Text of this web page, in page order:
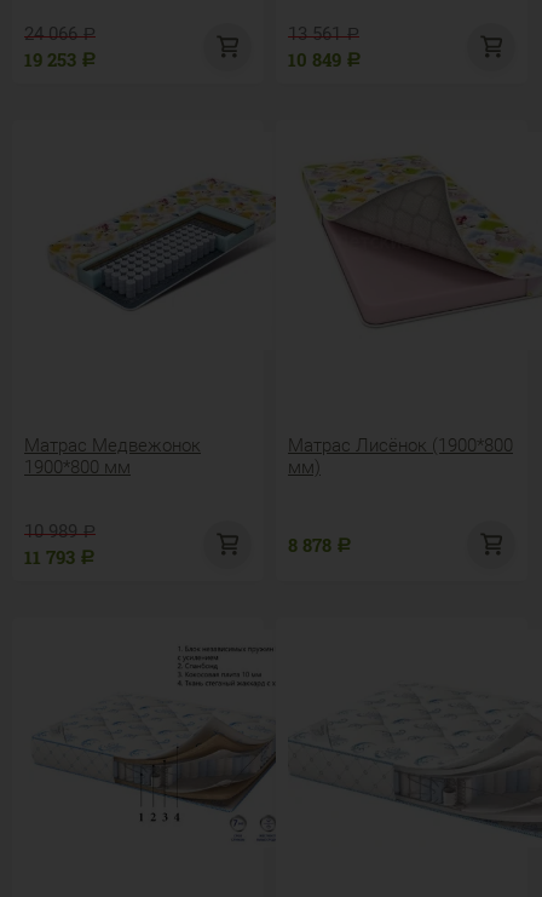
24 066 Р
19 253 Р
13 561 Р
10 849 Р
Матрас Медвежонок
1900*800 мм
10 989 Р
11 793 Р
Матрас Лисёнок (1900*800
мм)
8 878 Р